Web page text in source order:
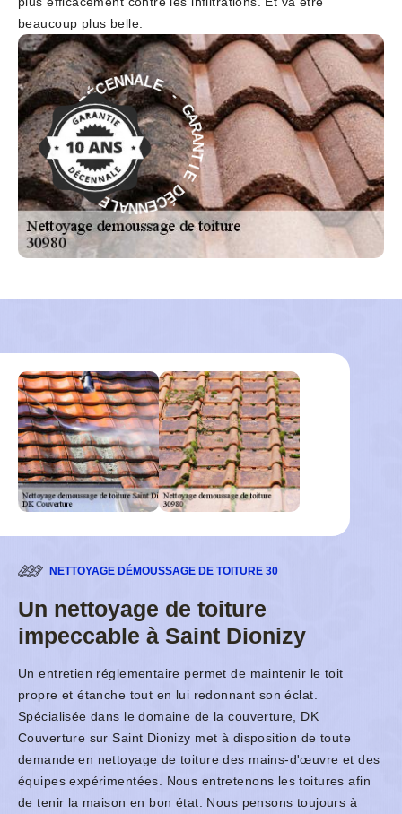
beaucoup plus belle.
G
A
R
A
N
T
I
E
D
É
C
E
NNALE - GAR
A
N
T
I
E
D
É
C
E
N
N
A
L
E
-
NETTOYAGE DÉMOUSSAGE DE TOITURE 30
Un nettoyage de toiture
impeccable à Saint Dionizy
Un entretien réglementaire permet de maintenir le toit
propre et étanche tout en lui redonnant son éclat.
Spécialisée dans le domaine de la couverture, DK
Couverture sur Saint Dionizy met à disposition de toute
demande en nettoyage de toiture des mains-d'œuvre et des
équipes expérimentées. Nous entretenons les toitures afin
de tenir la maison en bon état. Nous pensons toujours à